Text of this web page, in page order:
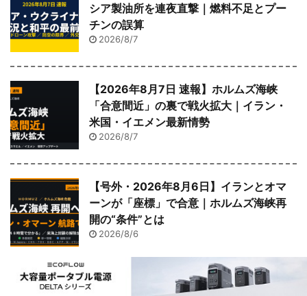
シア製油所を連夜直撃｜燃料不足とプー
チンの誤算
2026/8/7
【2026年8月7日 速報】ホルムズ海峡
「合意間近」の裏で戦火拡大｜イラン・
米国・イエメン最新情勢
2026/8/7
【号外・2026年8月6日】イランとオマ
ーンが「座標」で合意｜ホルムズ海峡再
開の“条件”とは
2026/8/6